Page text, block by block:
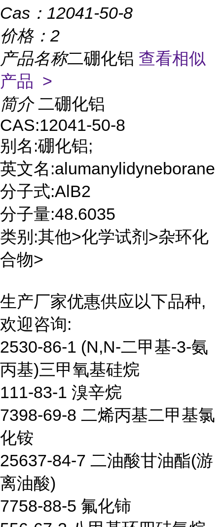
Cas： 12041-50-8
价格： 2
产品名称二硼化铝 查看相似
产品 >
简介 二硼化铝
CAS:12041-50-8
别名:硼化铝;
英文名:alumanylidyneborane
分子式:AlB2
分子量:48.6035
类别:其他>化学试剂>杂环化
合物>
生产厂家优惠供应以下品种,
欢迎咨询:
2530-86-1 (N,N-二甲基-3-氨
丙基)三甲氧基硅烷
111-83-1 溴辛烷
7398-69-8 二烯丙基二甲基氯
化铵
25637-84-7 二油酸甘油酯(游
离油酸)
7758-88-5 氟化铈